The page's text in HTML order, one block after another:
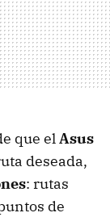
que elAsus
deseada,
: rutas
de